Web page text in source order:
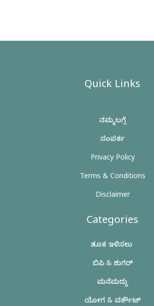
Quick Links
ನಮ್ಮ ಬಗ್ಗೆ
ಸಂಪರ್ಕ
Privacy Policy
Terms & Conditions
Disclaimer
Categories
ತೂಕ ಇಳಿಸಲು
ಬಿಪಿ & ಶುಗರ್
ಮನೆಮದ್ದು
ಯೋಗ & ವರ್ಕೌಟ್